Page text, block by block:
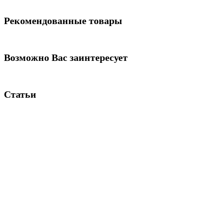
Рекомендованные товары
Возможно Вас заинтересует
Статьи